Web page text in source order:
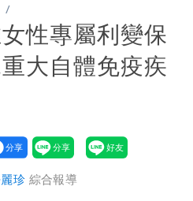
豪雨」！基隆北海岸逢
灌10坪屋 媽帶補助款離
當噁心
班課！全台放假情形一
點名顏博文下台：認
性專屬利變保
大自體免疫疾
珍 綜合報導